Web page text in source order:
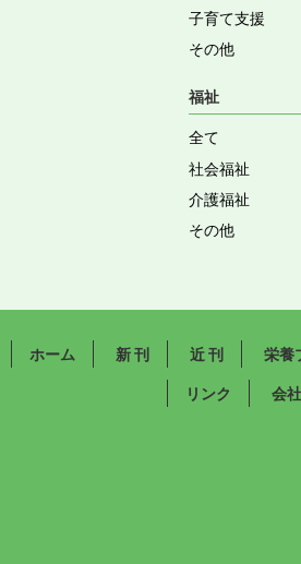
子育て支援
その他
福祉
全て
社会福祉
介護福祉
その他
ホーム 新 刊 近 刊 栄養
リンク
会